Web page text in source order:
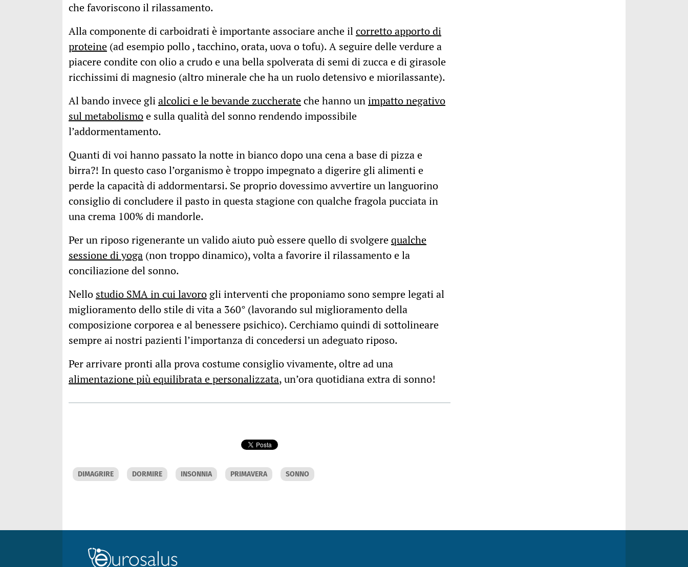
che favoriscono il rilassamento.
Alla componente di carboidrati è importante associare anche ilcorretto apporto di
proteine (ad esempio pollo , tacchino, orata, uova o tofu). A seguire delle verdure a
piacere condite con olio a crudo e una bella spolverata di semi di zucca e di girasole
ricchissimi di magnesio (altro minerale che ha un ruolo detensivo e miorilassante).
Al bando invece glialcolici e le bevande zuccherateche hanno unimpatto negativo
sul metabolismoe sulla qualità del sonno rendendo impossibile
l’addormentamento.
Quanti di voi hanno passato la notte in bianco dopo una cena a base di pizza e
birra?! In questo caso l’organismo è troppo impegnato a digerire gli alimenti e
perde la capacità di addormentarsi. Se proprio dovessimo avvertire un languorino
consiglio di concludere il pasto in questa stagione con qualche fragola pucciata in
una crema 100% di mandorle.
Per un riposo rigenerante un valido aiuto può essere quello di svolgerequalche
sessione di yoga (non troppo dinamico), volta a favorire il rilassamento e la
conciliazione del sonno.
Nello studio SMA in cui lavoro gli interventi che proponiamo sono sempre legati al
miglioramento dello stile di vita a 360° (lavorando sul miglioramento della
composizione corporea e al benessere psichico). Cerchiamo quindi di sottolineare
sempre ai nostri pazienti l’importanza di concedersi un adeguato riposo.
Per arrivare pronti alla prova costume consiglio vivamente, oltre ad una
alimentazione più equilibrata e personalizzata, un’ora quotidiana extra di sonno!
DIMAGRIRE DORMIRE INSONNIA PRIMAVERA SONNO